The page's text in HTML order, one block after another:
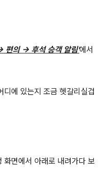
편의 → 후석 승객 알림'에서
에 있는지 조금 헷갈리실겁
화면에서 아래로 내려가다 보